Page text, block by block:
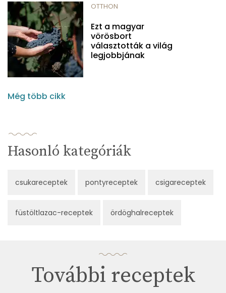
OTTHON
Ezt a magyar
vörösbort
választották a világ
legjobbjának
Még több cikk
Hasonló kategóriák
csukareceptek pontyreceptek csigareceptek
füstöltlazac-receptek ördöghalreceptek
További receptek